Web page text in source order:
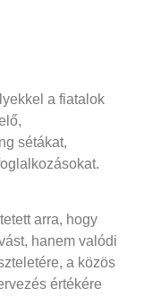
a fiatalok
sétákat,
arra, hogy
hanem valódi
a közös
értékére